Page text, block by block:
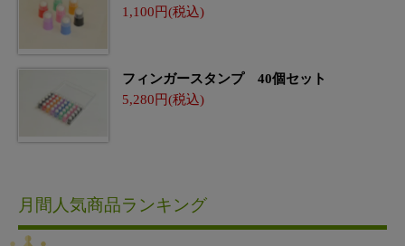
1,100
フィンガースタンプ 40個セット
5,280
月間人気商品ランキング